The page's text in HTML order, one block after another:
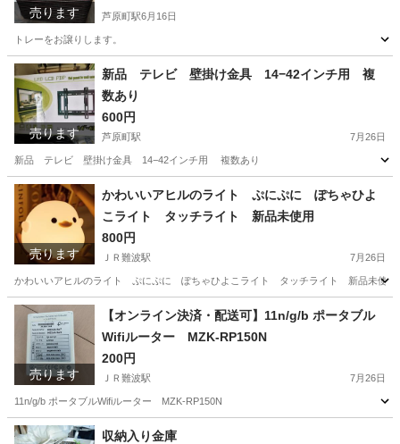
売ります 芦原町駅6月16日
トレーをお譲りします。
大阪 大阪市 芦原町駅 食器
売ります
新品 テレビ 壁掛け金具 14−42インチ用 複
数あり
600円
芦原町駅 7月26日
新品 テレビ 壁掛け金具 14−42インチ用 複数あり
大阪 大阪市 芦原町駅 新品
売ります
かわいいアヒルのライト ぷにぷに ぽちゃひよ
こライト タッチライト 新品未使用
800円
ＪＲ難波駅 7月26日
かわいいアヒルのライト ぷにぷに ぽちゃひよこライト タッチライト 新品未使用
大阪 大阪市 ＪＲ難波駅 おもちゃ ライト
売ります
【オンライン決済・配送可】11n/g/b ポータブル
Wifiルーター MZK-RP150N
200円
ＪＲ難波駅 7月26日
11n/g/b ポータブルWifiルーター MZK-RP150N
大阪 大阪市 ＪＲ難波駅
収納入り金庫